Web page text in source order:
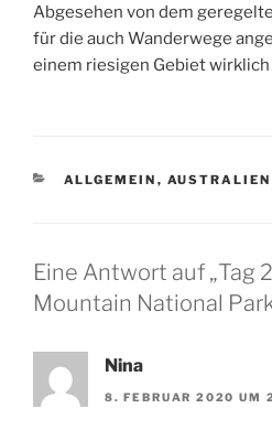
Abgesehen von dem
für die auch Wanderwege
einem riesigen Gebiet
KATEGORIEN
ALLGEMEIN ,
Eine Antwort auf „Tag
Mountain National
Nina
8. FEBRUAR 2020 UM